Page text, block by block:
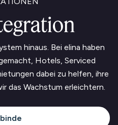
hinaus. Bei elina haben
Hotels, Serviced
dabei zu helfen, ihre
das Wachstum erleichtern.